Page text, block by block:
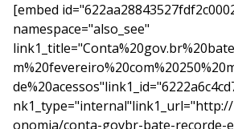
[embed
namespace="also_see"
onomia/conta-govbr-bate-recorde-